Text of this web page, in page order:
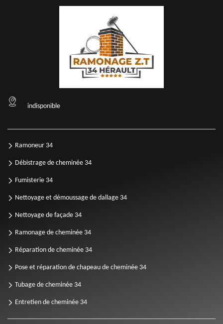
indisponible
Ramoneur 34
Débistrage de cheminée 34
Fumisterie 34
Nettoyage et démoussage de dallage 34
Nettoyage de façade 34
Ramonage de cheminée 34
Réparation de cheminée 34
Pose et réparation de chapeau de cheminée 34
Tubage de cheminée 34
Entretien de cheminée 34